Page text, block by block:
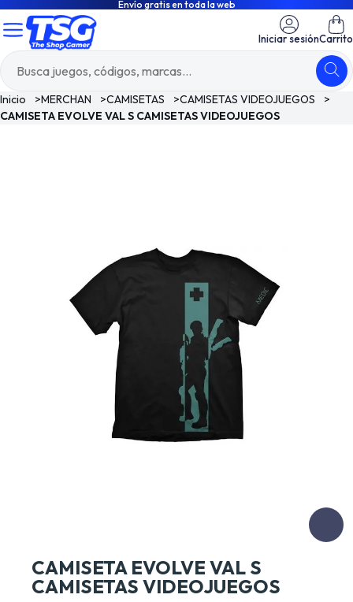
Envío gratis en toda la web
Iniciar sesiónCarrito
Inicio >MERCHAN >CAMISETAS >CAMISETAS VIDEOJUEGOS
>
CAMISETA EVOLVE VAL S CAMISETAS VIDEOJUEGOS
CAMISETA EVOLVE VAL S
CAMISETAS VIDEOJUEGOS